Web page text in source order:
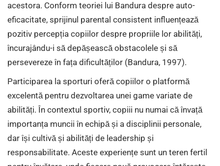
acestora. Conform teoriei lui Bandura despre auto-
eficacitate, sprijinul parental consistent influențează
pozitiv percepția copiilor despre propriile lor abilități,
încurajându-i să depășească obstacolele și să
persevereze în fața dificultăților (Bandura, 1997).
Participarea la sporturi oferă copiilor o platformă
excelentă pentru dezvoltarea unei game variate de
abilități. În contextul sportiv, copiii nu numai că învață
importanța muncii în echipă și a disciplinii personale,
dar își cultivă și abilități de leadership și
responsabilitate. Aceste experiențe sunt un teren fertil